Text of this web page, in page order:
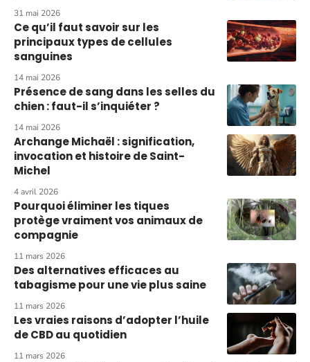
31 mai 2026
Ce qu’il faut savoir sur les
principaux types de cellules
sanguines
14 mai 2026
Présence de sang dans les selles du
chien : faut-il s’inquiéter ?
14 mai 2026
Archange Michaël : signification,
invocation et histoire de Saint-
Michel
4 avril 2026
Pourquoi éliminer les tiques
protège vraiment vos animaux de
compagnie
11 mars 2026
Des alternatives efficaces au
tabagisme pour une vie plus saine
11 mars 2026
Les vraies raisons d’adopter l’huile
de CBD au quotidien
11 mars 2026